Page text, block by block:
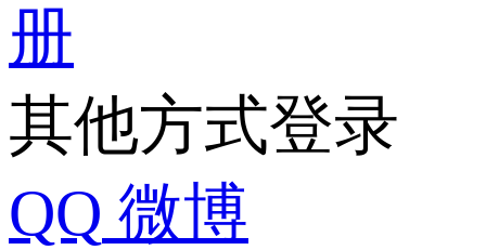
册
其他方式登录
QQ 微博